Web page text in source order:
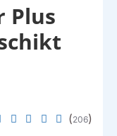
Plus
(206)